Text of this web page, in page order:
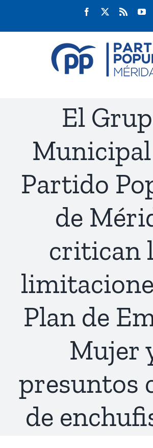
contenido
Facebook
Twitter Rss
El
Partido
de
critican
Plan de
Mujer
presuntos
de